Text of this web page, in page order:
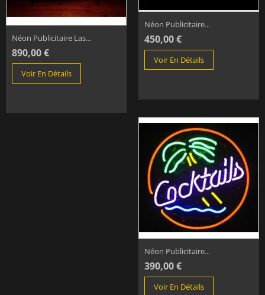
Néon Publicitaire Las...
890,00 €
Voir En Détails
Néon Publicitaire...
450,00 €
Voir En Détails
Néon Publicitaire...
390,00 €
Voir En Détails